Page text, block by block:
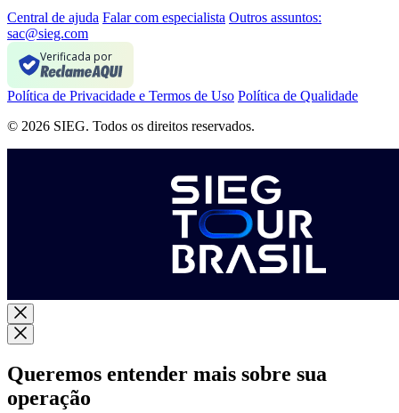
Central de ajuda Falar com especialista Outros assuntos:
sac@sieg.com
Verificada por
Política de Privacidade e Termos de Uso Política de Qualidade
© 2026 SIEG. Todos os direitos reservados.
Queremos entender mais sobre sua
operação